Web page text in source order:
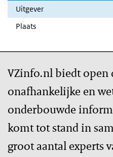
Uitgever
Plaats
VZinfo.nl biedt open
onafhankelijke en
onderbouwde
komt tot stand in
groot aantal experts